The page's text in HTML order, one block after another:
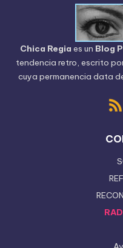
Chica Regia es un Blog
tendencia retro, escrito
cuya permanencia data